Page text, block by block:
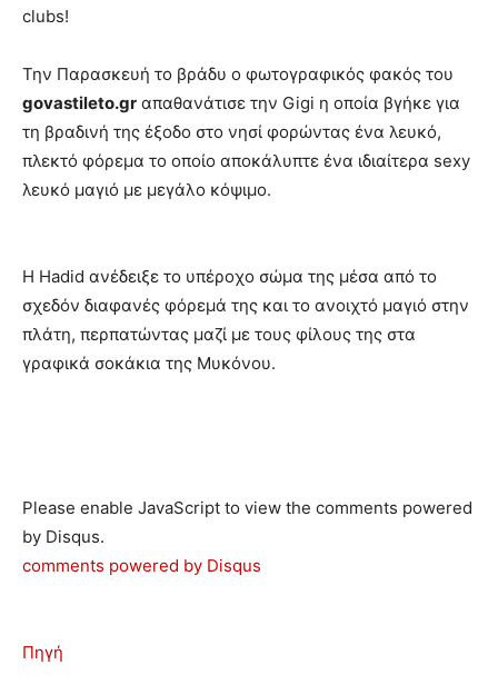
clubs!
Την Παρασκευή το βράδυ ο φωτογραφικός φακός του
govastileto.gr απαθανάτισε την Gigi η οποία βγήκε για
τη βραδινή της έξοδο στο νησί φορώντας ένα λευκό,
πλεκτό φόρεμα το οποίο αποκάλυπτε ένα ιδιαίτερα sexy
λευκό μαγιό με μεγάλο κόψιμο.
H Hadid ανέδειξε το υπέροχο σώμα της μέσα από το
σχεδόν διαφανές φόρεμά της και το ανοιχτό μαγιό στην
πλάτη, περπατώντας μαζί με τους φίλους της στα
γραφικά σοκάκια της Μυκόνου.
Please enable JavaScript to view the comments powered
by Disqus.
comments powered by Disqus
Πηγή